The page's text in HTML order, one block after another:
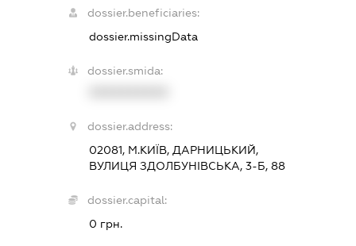
dossier.beneficiaries:
dossier.missingData
dossier.smida:
dossier.address:
02081, М.КИЇВ, ДАРНИЦЬКИЙ,
ВУЛИЦЯ ЗДОЛБУНІВСЬКА, 3-Б, 88
dossier.capital:
0 грн.